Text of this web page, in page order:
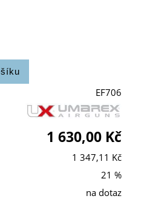
EF706
1 630,00 Kč
1 347,11 Kč
21 %
na dotaz